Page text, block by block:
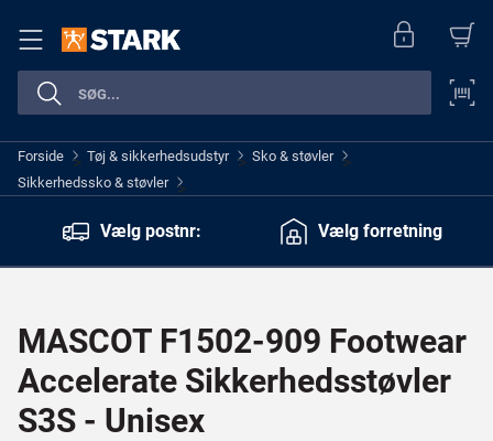
Forside > Tøj & sikkerhedsudstyr > Sko & støvler >
Sikkerhedssko & støvler >
Vælg postnr:
Vælg forretning
MASCOT F1502-909 Footwear
Accelerate Sikkerhedsstøvler
S3S - Unisex